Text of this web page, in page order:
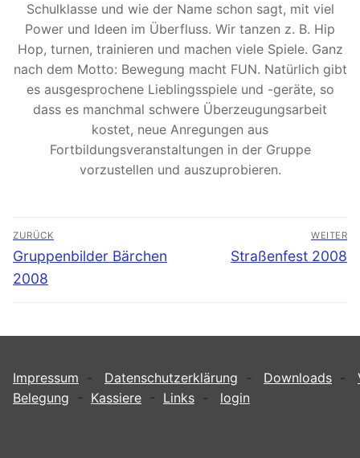
Schulklasse und wie der Name schon sagt, mit viel
Power und Ideen im Überfluss. Wir tanzen z. B. Hip
Hop, turnen, trainieren und machen viele Spiele. Ganz
nach dem Motto: Bewegung macht FUN. Natürlich gibt
es ausgesprochene Lieblingsspiele und -geräte, so
dass es manchmal schwere Überzeugungsarbeit
kostet, neue Anregungen aus
Fortbildungsveranstaltungen in der Gruppe
vorzustellen und auszuprobieren.
Beitragsnavigation
ZURÜCK
Vorheriger
Beitrag:
Gruppenbilder Bärchen
2008
WEITER
Nächster
Straßenfest 2008
Impressum - Datenschutzerklärung - Downloads -
Belegung - Kassiere - Links - login